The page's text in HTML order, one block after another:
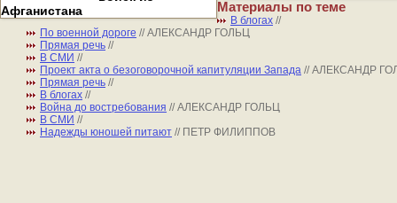
Афганистана
Материалы по теме
В блогах //
По военной дороге // АЛЕКСАНДР ГОЛЬЦ
Прямая речь //
В СМИ //
Проект акта о безоговорочной капитуляции Запада // АЛЕКСАНДР
Прямая речь //
В блогах //
Война до востребования // АЛЕКСАНДР ГОЛЬЦ
В СМИ //
Надежды юношей питают // ПЕТР ФИЛИППОВ